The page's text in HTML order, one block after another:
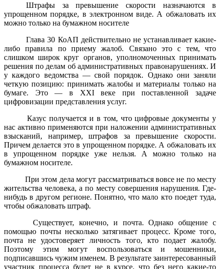
Штрафы за превышение скорости назначаются в
упрощенном порядке, в электронном виде. А обжаловать их
можно только на бумажном носителе
Глава 30 КоАП действительно не устанавливает какие-
либо правила по приему жалоб. Связано это с тем, что
слишком широк круг органов, уполномоченных принимать
решения по делам об административных правонарушениях. И
у каждого ведомства — свой порядок. Однако они заняли
четкую позицию: принимать жалобы и материалы только на
бумаге. Это — в XXI веке при поставленной задаче
цифровизации представления услуг.
Казус получается и в том, что цифровые документы у
нас активно применяются при наложении административных
взысканий, например, штрафов за превышение скорости.
Причем делается это в упрощенном порядке. А обжаловать их
в упрощенном порядке уже нельзя. А можно только на
бумажном носителе.
При этом дела могут рассматриваться вовсе не по месту
жительства человека, а по месту совершения нарушения. Где-
нибудь в другом регионе. Понятно, что мало кто поедет туда,
чтобы обжаловать штраф.
Существует, конечно, и почта. Однако общение с
помощью почты несколько затягивает процесс. Кроме того,
почта не удостоверяет личность того, кто подает жалобу.
Поэтому этим могут воспользоваться и мошенники,
подписавшись чужим именем. В результате заинтересованный
участник процесса будет не в курсе, что без него какие-то